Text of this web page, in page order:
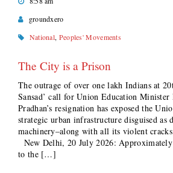
groundxero
National, Peoples' Movements
The City is a Prison
The outrage of over one lakh Indians at
Sansad’ call for Union Education Minister
Pradhan’s resignation has exposed the
strategic urban infrastructure disguised as
machinery–along with all its violent
New Delhi, 20 July 2026:
to the […]